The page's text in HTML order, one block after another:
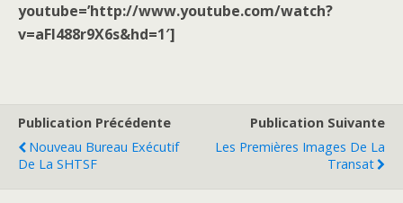
youtube=’http://www.youtube.com/watch?
v=aFl488r9X6s&hd=1′]
Publication Précédente
Nouveau Bureau Exécutif
De La SHTSF
Publication Suivante
Les Premières Images De La
Transat